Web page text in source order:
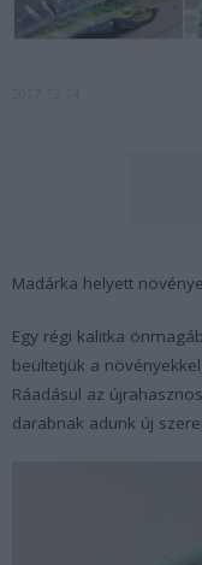
Madárka helyett
Egy régi kalitka
beültetjük a
Ráadásul az
darabnak adunk új